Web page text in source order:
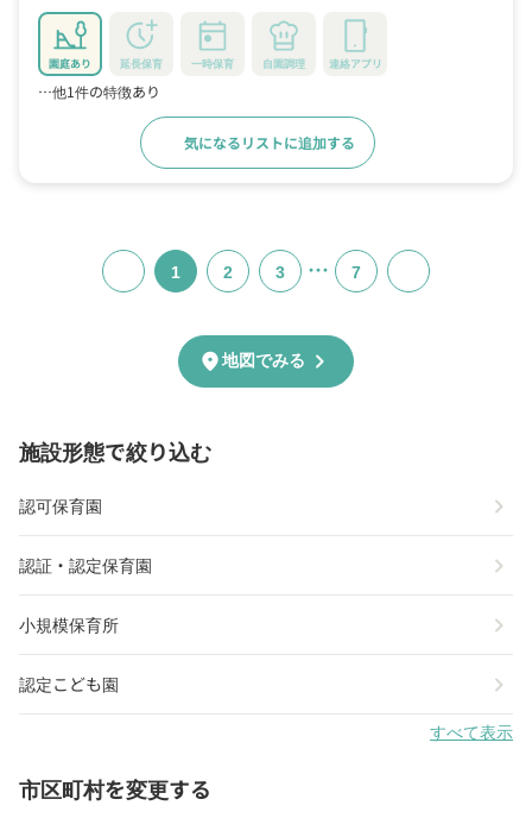
園庭あり 延長保育 一時保育 自園調理 連絡アプリ
…他1件の特徴あり
気になるリストに追加する
1 2 3 … 7
location_on地図でみる chevron_right
施設形態で絞り込む
認可保育園 chevron_right
認証・認定保育園 chevron_right
小規模保育所 chevron_right
認定こども園 chevron_right
すべて表示
市区町村を変更する